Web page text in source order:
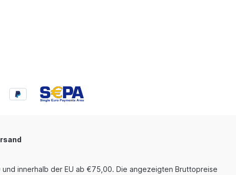
innerhalb der EU ab €75,00. Die angezeigten Bruttopreise